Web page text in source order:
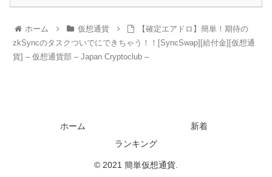
ホーム 仮想通貨
【確定エアドロ】簡単！期待の
zkSyncのタスクついでにできちゃう！！[SyncSwap][給付金][仮想通
貨] – 仮想通貨部 – Japan Cryptoclub –
ホーム
新着
ランキング
© 2021 簡単仮想通貨.